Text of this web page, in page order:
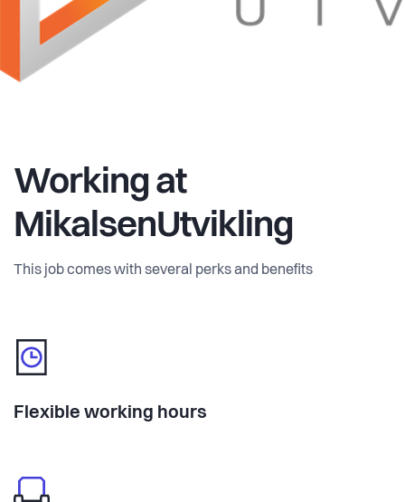
Working at
MikalsenUtvikling
This job comes with several perks and benefits
Flexible working hours